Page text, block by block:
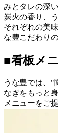
みとタレの深
炭火の香り、
それぞれの美
な豊こだわり
■看板メ
うな豊では、"
なぎをもっと
メニューをご